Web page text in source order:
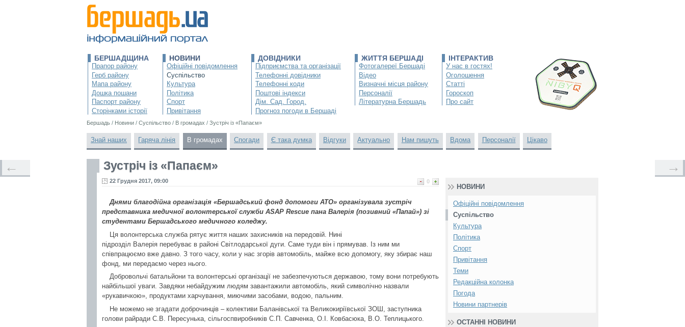
БЕРШАДЩИНА
Прапор району
Герб району
Мапа району
Дошка пошани
Паспорт району
Сторінками історії
НОВИНИ
Офіційні повідомлення
Суспільство
Культура
Політика
Спорт
Привітання
ДОВІДНИКИ
Підприємства та організації
Телефонні довідники
Телефонні коди
Поштові індекси
Дім. Сад. Город.
Прогноз погоди в Бершаді
ЖИТТЯ БЕРШАДІ
Фотогалереї Бершаді
Відео
Визначні місця району
Персоналії
Літературна Бершадь
ІНТЕРАКТИВ
У нас в гостях!
Оголошення
Статті
Гороскоп
Про сайт
Бершадь / Новини / Суспільство / В громадах / Зустріч із «Папаєм»
Знай наших Гаряча лінія В громадах Спогади Є така думка Відгуки Актуально Нам пишуть Вдома Персоналії Цікаво
Зустріч із «Папаєм»
0
22 Грудня 2017, 09:00
Днями благодійна організація «Бершадський фонд допомоги АТО» організувала зустріч
представника медичної волонтерської служби ASAР Rescue пана Валерія (позивний «Папай») зі
студентами Бершадського медичного коледжу.
Ця волонтерська служба рятує життя наших захисників на передовій. Нині
підрозділ Валерія перебуває в районі Світлодарської дуги. Саме туди він і прямував. Із ним ми
співпрацюємо вже давно. З того часу, коли у нас згорів автомобіль, майже всю допомогу, яку збирає наш
фонд, ми передаємо через нього.
Добровольчі батальйони та волонтерські організації не забезпечуються державою, тому вони потребують
найбільшої уваги. Завдяки небайдужим людям завантажили автомобіль, який символічно назвали
«рукавичкою», продуктами харчування, миючими засобами, водою, пальним.
Не можемо не згадати доброчинців – колективи Баланівської та Великокиріївської ЗОШ, заступника
голови райради С.В. Пересунька, сільгоспвиробників С.П. Савченка, О.І. Ковбасюка, В.О. Теплицького.
← →
НОВИНИ
Офіційні повідомлення
Суспільство
Культура
Політика
Спорт
Привітання
Теми
Редакційна колонка
Погода
Новини партнерів
ОСТАННІ НОВИНИ